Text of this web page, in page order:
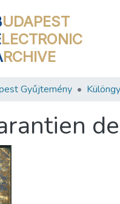
UDAPEST
LECTRONIC
RCHIVE
Gyűjtemény